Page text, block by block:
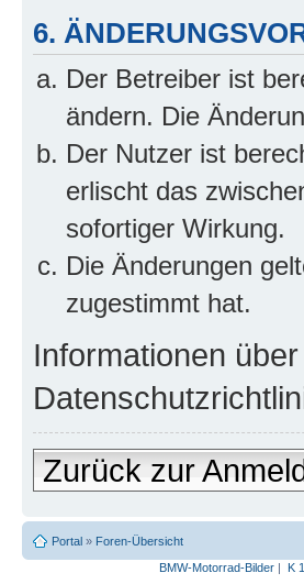
6.
Der Betreiber ist
ändern. Die
Der Nutzer ist
erlischt das
sofortiger Wirkung.
Die Änderungen
zugestimmt hat.
Informationen
Zurück zur
Portal » Foren-Übersicht
BMW-Motorrad-Bilder| K